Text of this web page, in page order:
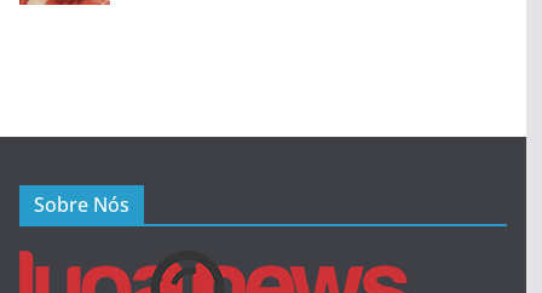
Sobre Nós